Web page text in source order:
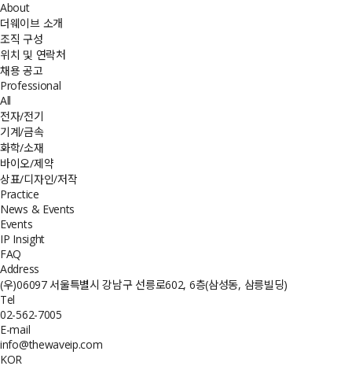
About
더웨이브 소개
조직 구성
위치 및 연락처
채용 공고
Professional
All
전자/전기
기계/금속
화학/소재
바이오/제약
상표/디자인/저작
Practice
News & Events
Events
IP Insight
FAQ
Address
(우)06097 서울특별시 강남구 선릉로602, 6층(삼성동, 삼릉빌딩)
Tel
02-562-7005
E-mail
info@thewaveip.com
KOR